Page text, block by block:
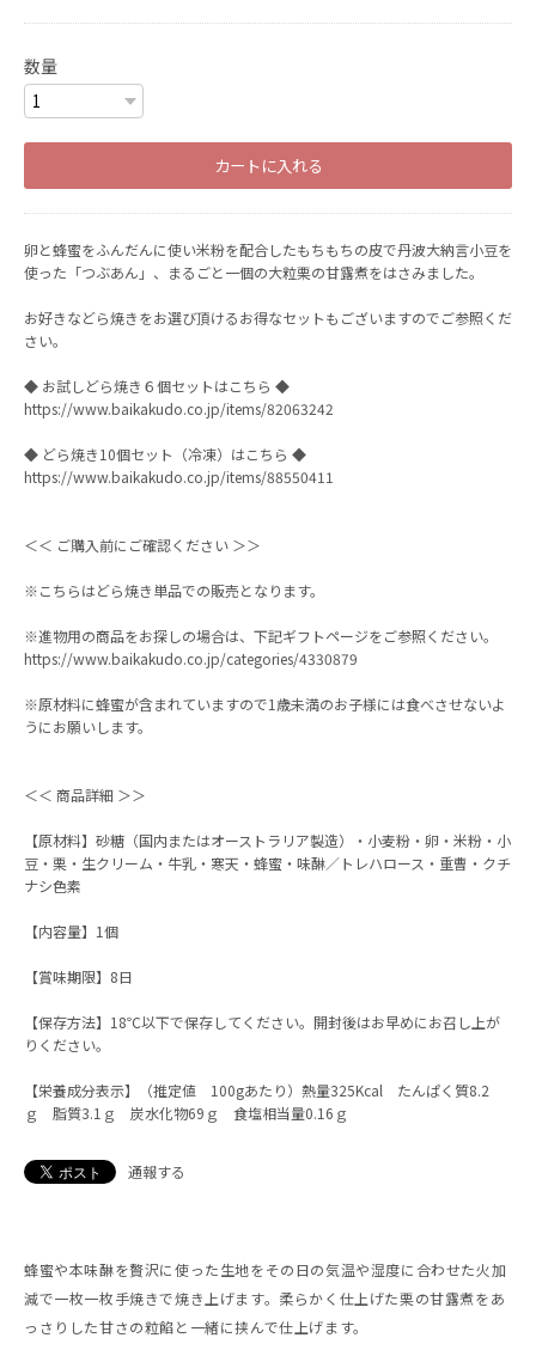
数量
カートに入れる
卵と蜂蜜をふんだんに使い米粉を配合したもちもちの皮で丹波大納言小豆を
使った「つぶあん」、まるごと一個の大粒栗の甘露煮をはさみました。
お好きなどら焼きをお選び頂けるお得なセットもございますのでご参照くだ
さい。
◆ お試しどら焼き６個セットはこちら ◆
https://www.baikakudo.co.jp/items/82063242
◆ どら焼き10個セット（冷凍）はこちら ◆
https://www.baikakudo.co.jp/items/88550411
＜＜ ご購入前にご確認ください ＞＞
※こちらはどら焼き単品での販売となります。
※進物用の商品をお探しの場合は、下記ギフトページをご参照ください。
https://www.baikakudo.co.jp/categories/4330879
※原材料に蜂蜜が含まれていますので1歳未満のお子様には食べさせないよ
うにお願いします。
＜＜ 商品詳細 ＞＞
【原材料】砂糖（国内またはオーストラリア製造）・小麦粉・卵・米粉・小
豆・栗・生クリーム・牛乳・寒天・蜂蜜・味醂／トレハロース・重曹・クチ
ナシ色素
【内容量】1個
【賞味期限】8日
【保存方法】18℃以下で保存してください。開封後はお早めにお召し上が
りください。
【栄養成分表示】（推定値 100gあたり）熱量325Kcal たんぱく質8.2
ｇ 脂質3.1ｇ 炭水化物69ｇ 食塩相当量0.16ｇ
通報する
蜂蜜や本味醂を贅沢に使った生地をその日の気温や湿度に合わせた火加
減で一枚一枚手焼きで焼き上げます。柔らかく仕上げた栗の甘露煮をあ
っさりした甘さの粒餡と一緒に挟んで仕上げます。